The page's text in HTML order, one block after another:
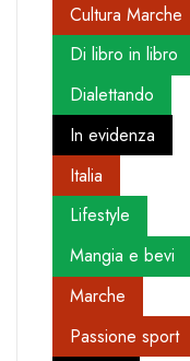
Cultura Marche
Di libro in libro
Dialettando
In evidenza
Italia
Lifestyle
Mangia e bevi
Marche
Passione sport